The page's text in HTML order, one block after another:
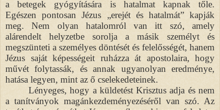
a betegek gyógyítására is hatalmat kapnak tőle.
Egészen pontosan Jézus „erejét és hatalmát” kapják
meg. Nem olyan hatalomról van itt szó, amely
alárendelt helyzetbe sorolja a másik személyt és
megszünteti a személyes döntését és felelősségét, hanem
Jézus saját képességeit ruházza át apostolaira, hogy
művét folytassák, és annak ugyanolyan eredménye,
hatása legyen, mint az ő cselekedeteinek.
Lényeges, hogy a küldetést Krisztus adja és nem
a tanítványok magánkezdeményezéséről van szó. Az